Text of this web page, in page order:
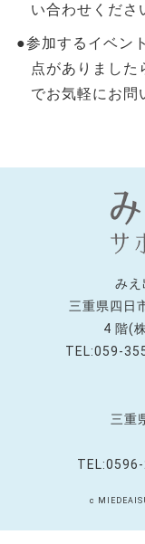
い合わせくださ
●参加するイベン
点がありました
でお気軽にお問
みえ
三重県四日
4 階(
TEL:059-
三重
c